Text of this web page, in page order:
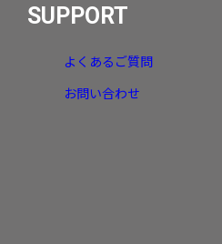
SUPPORT
よくあるご質問
お問い合わせ